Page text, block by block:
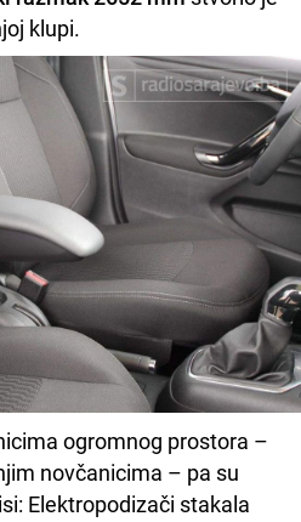
klupi.
ogromnog prostora –
novčanicima – pa su
Elektropodizači stakala